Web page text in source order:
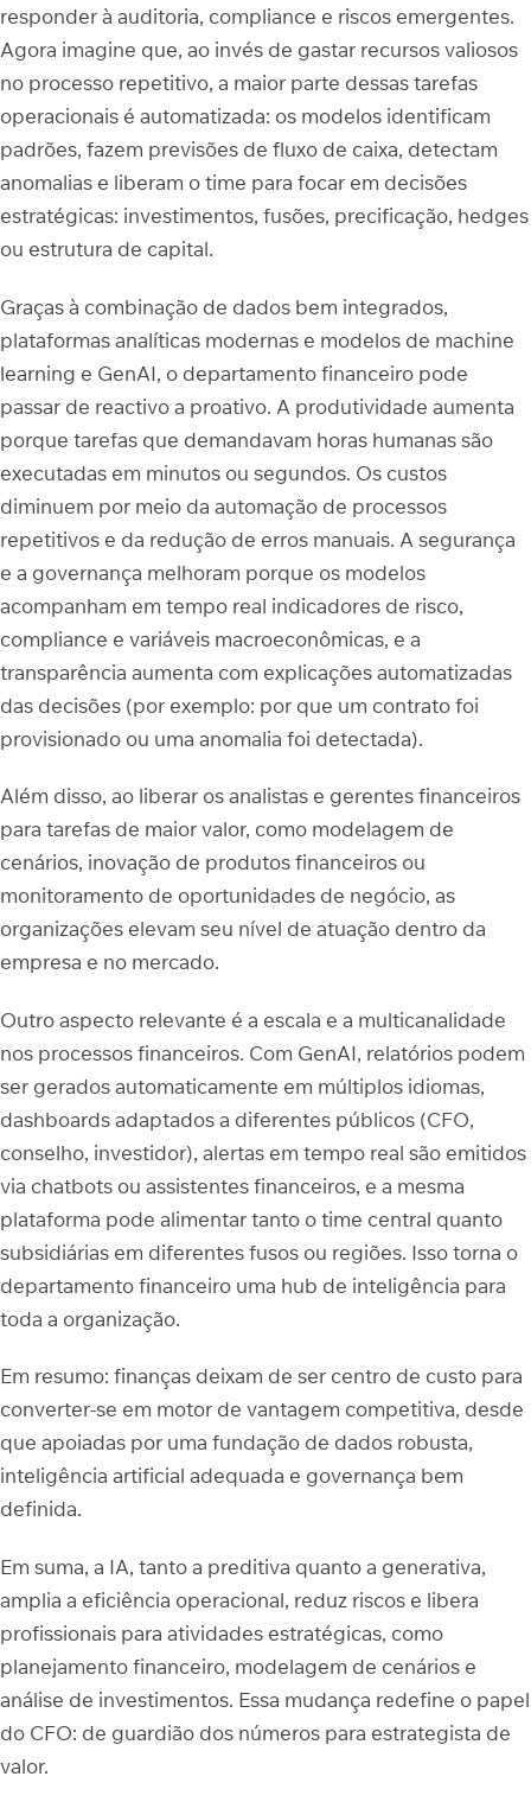
responder à auditoria, compliance e riscos emergentes.
Agora imagine que, ao invés de gastar recursos valiosos
no processo repetitivo, a maior parte dessas tarefas
operacionais é automatizada: os modelos identificam
padrões, fazem previsões de fluxo de caixa, detectam
anomalias e liberam o time para focar em decisões
estratégicas: investimentos, fusões, precificação, hedges
ou estrutura de capital.
Graças à combinação de dados bem integrados,
plataformas analíticas modernas e modelos de machine
learning e GenAI, o departamento financeiro pode
passar de reactivo a proativo. A produtividade aumenta
porque tarefas que demandavam horas humanas são
executadas em minutos ou segundos. Os custos
diminuem por meio da automação de processos
repetitivos e da redução de erros manuais. A segurança
e a governança melhoram porque os modelos
acompanham em tempo real indicadores de risco,
compliance e variáveis macroeconômicas, e a
transparência aumenta com explicações automatizadas
das decisões (por exemplo: por que um contrato foi
provisionado ou uma anomalia foi detectada).
Além disso, ao liberar os analistas e gerentes financeiros
para tarefas de maior valor, como modelagem de
cenários, inovação de produtos financeiros ou
monitoramento de oportunidades de negócio, as
organizações elevam seu nível de atuação dentro da
empresa e no mercado.
Outro aspecto relevante é a escala e a multicanalidade
nos processos financeiros. Com GenAI, relatórios podem
ser gerados automaticamente em múltiplos idiomas,
dashboards adaptados a diferentes públicos (CFO,
conselho, investidor), alertas em tempo real são emitidos
via chatbots ou assistentes financeiros, e a mesma
plataforma pode alimentar tanto o time central quanto
subsidiárias em diferentes fusos ou regiões. Isso torna o
departamento financeiro uma hub de inteligência para
toda a organização.
Em resumo: finanças deixam de ser centro de custo para
converter-se em motor de vantagem competitiva, desde
que apoiadas por uma fundação de dados robusta,
inteligência artificial adequada e governança bem
definida.
Em suma, a IA, tanto a preditiva quanto a generativa,
amplia a eficiência operacional, reduz riscos e libera
profissionais para atividades estratégicas, como
planejamento financeiro, modelagem de cenários e
análise de investimentos. Essa mudança redefine o papel
do CFO: de guardião dos números para estrategista de
valor.